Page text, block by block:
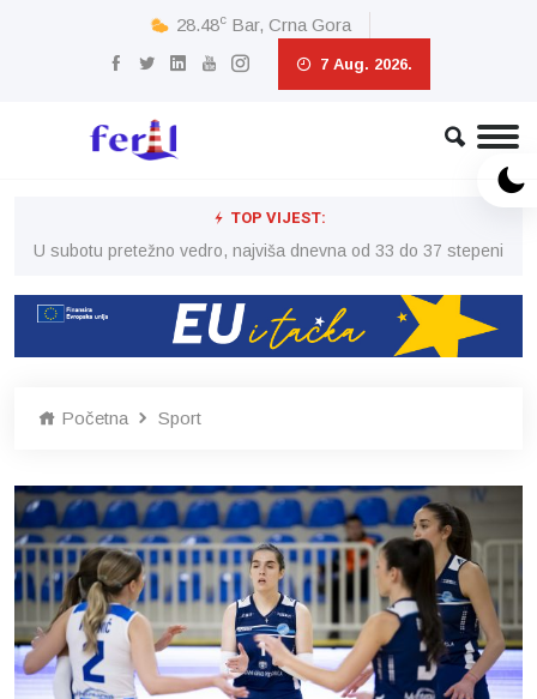
28.48c Bar, Crna Gora
7 Aug. 2026.
TOP VIJEST:
U subotu pretežno vedro, najviša dnevna od 33 do 37 stepeni
Početna Sport